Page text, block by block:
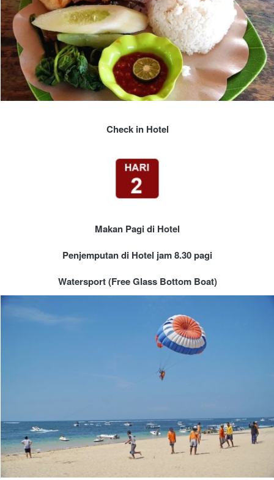
Check in Hotel
Makan Pagi di Hotel
Penjemputan di Hotel jam 8.30 pagi
Watersport (Free Glass Bottom Boat)